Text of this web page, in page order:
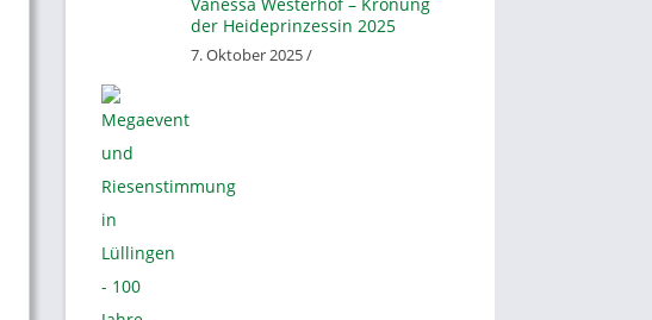
der Heideprinzessin 2025
7. Oktober 2025 /